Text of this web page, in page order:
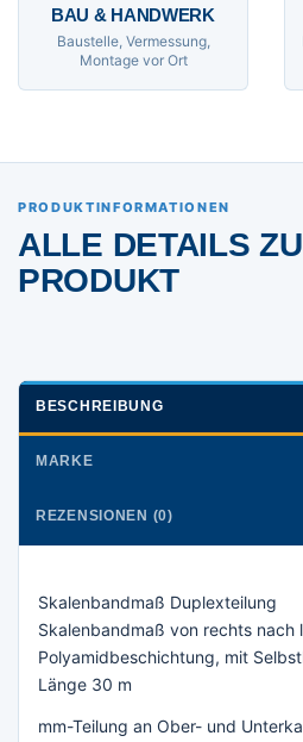
BAU & HANDWERK
Baustelle, Vermessung,
Montage vor Ort
PRODUKTINFORMATIONEN
ALLE DETAILS
PRODUKT
BESCHREIBUNG
MARKE
REZENSIONEN (0)
Skalenbandmaß Duplexteilung
Skalenbandmaß von rechts nach
Polyamidbeschichtung, mit
Länge 30 m
mm-Teilung an Ober- und